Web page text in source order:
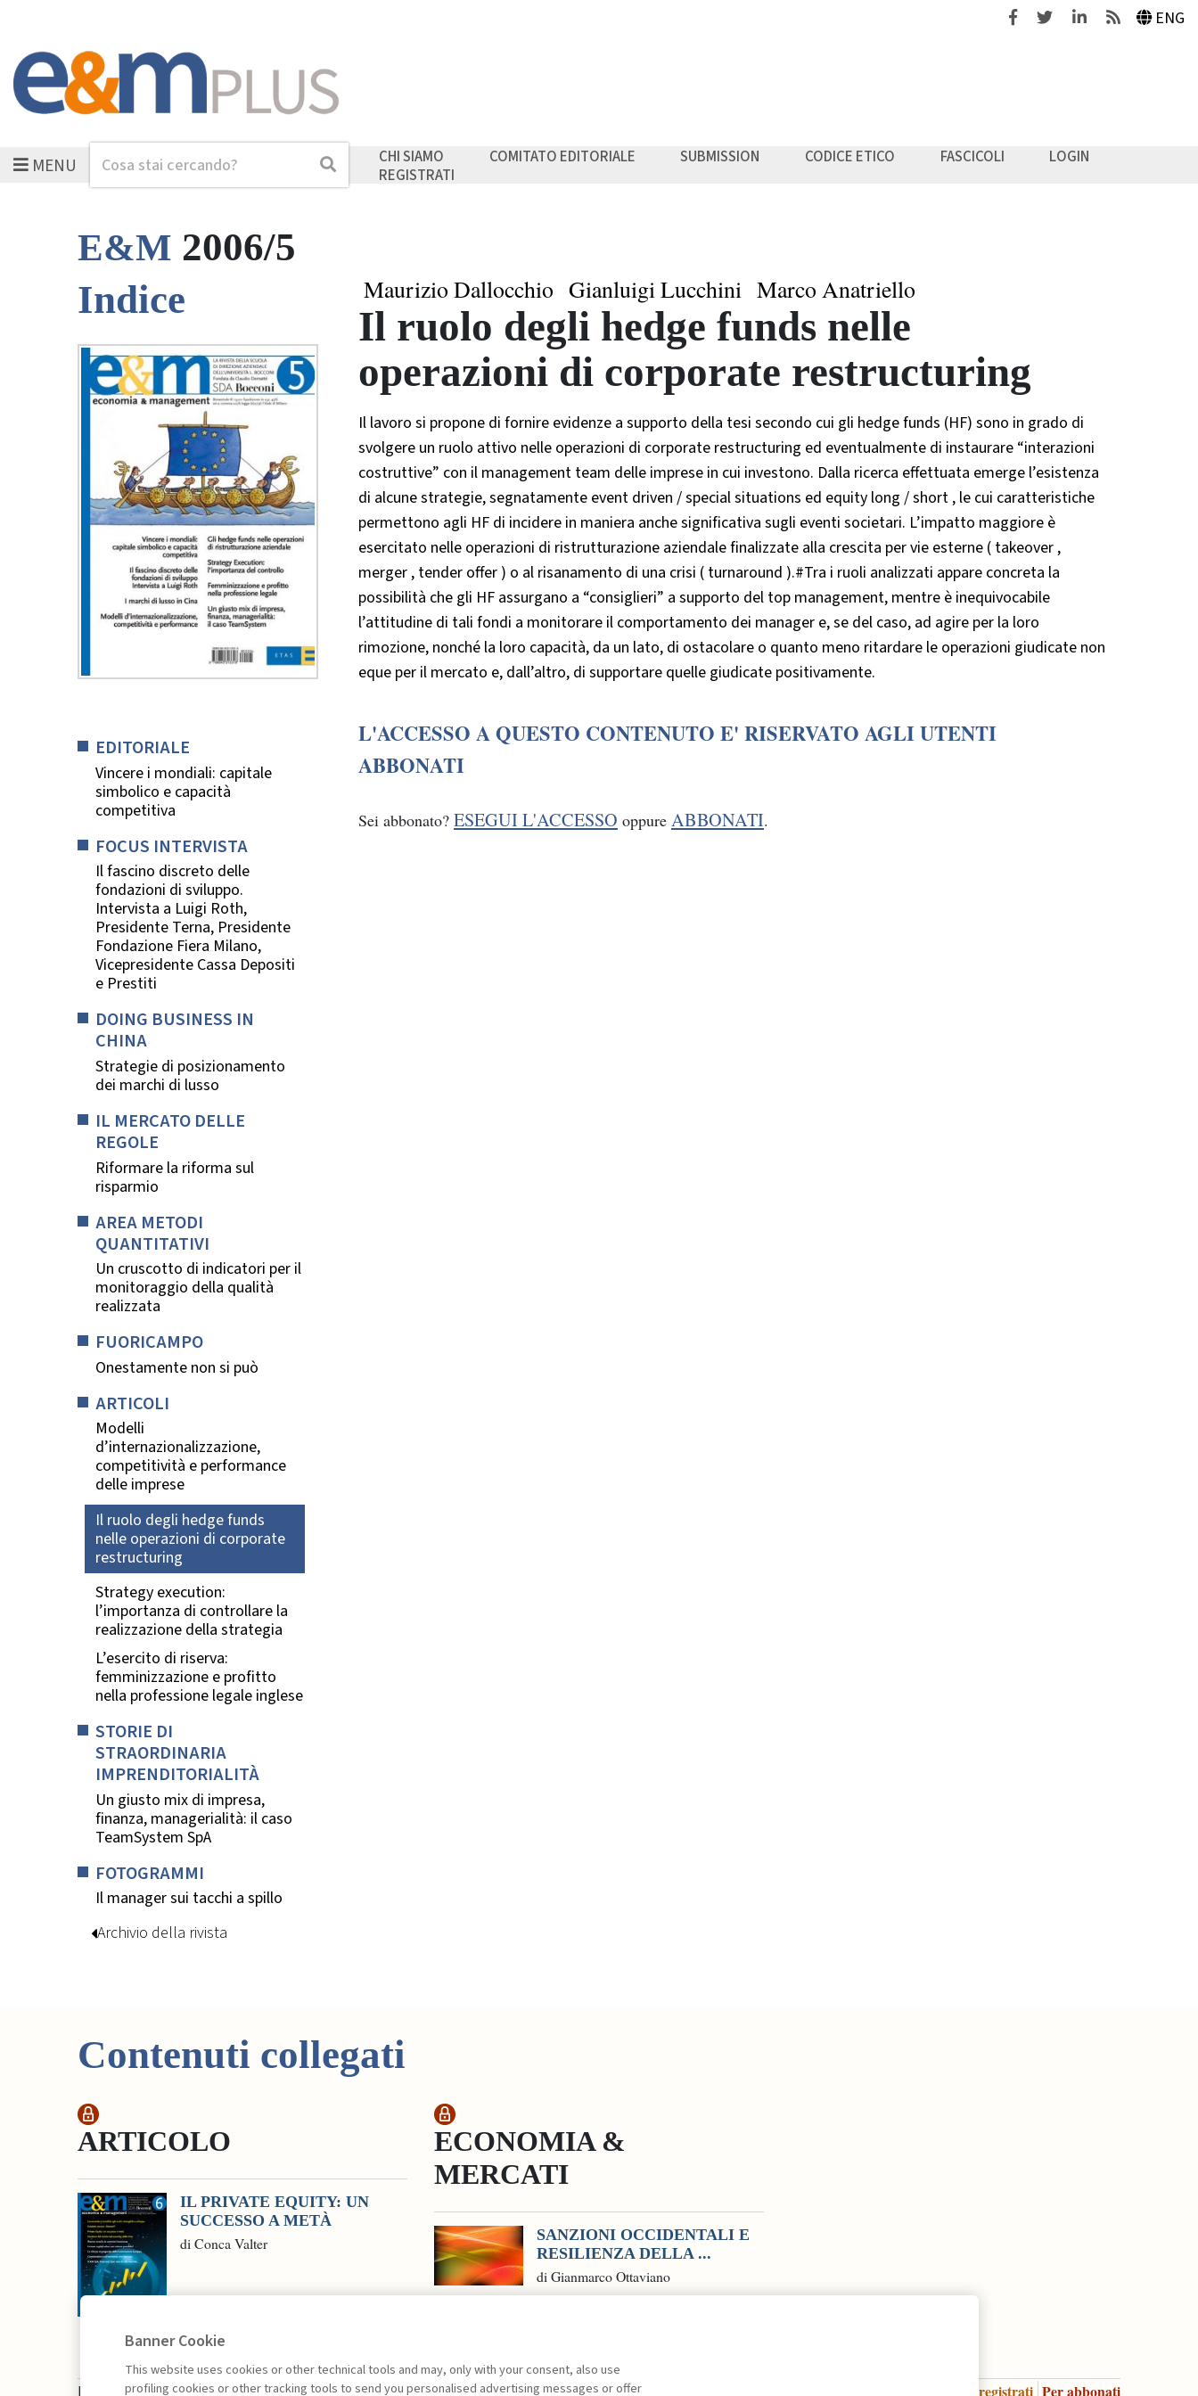
FacebookTwitterLinkedinFeeds ENG
MENUCerca Cerca CHI SIAMO COMITATO EDITORIALE SUBMISSION CODICE ETICO FASCICOLI
LOGIN
REGISTRATI
E&M 2006/5
Indice
EDITORIALE
Vincere i mondiali: capitale
simbolico e capacità
competitiva
FOCUS INTERVISTA
Il fascino discreto delle
fondazioni di sviluppo.
Intervista a Luigi Roth,
Presidente Terna, Presidente
Fondazione Fiera Milano,
Vicepresidente Cassa Depositi
e Prestiti
DOING BUSINESS IN
CHINA
Strategie di posizionamento
dei marchi di lusso
IL MERCATO DELLE
REGOLE
Riformare la riforma sul
risparmio
AREA METODI
QUANTITATIVI
Un cruscotto di indicatori per il
monitoraggio della qualità
realizzata
FUORICAMPO
Onestamente non si può
ARTICOLI
Modelli
d’internazionalizzazione,
competitività e performance
delle imprese
Il ruolo degli hedge funds
nelle operazioni di corporate
restructuring
Strategy execution:
l’importanza di controllare la
realizzazione della strategia
L’esercito di riserva:
femminizzazione e profitto
nella professione legale inglese
STORIE DI
STRAORDINARIA
IMPRENDITORIALITÀ
Un giusto mix di impresa,
finanza, managerialità: il caso
TeamSystem SpA
FOTOGRAMMI
Il manager sui tacchi a spillo
Archivio della rivista
Maurizio Dallocchio Gianluigi Lucchini Marco Anatriello
Il ruolo degli hedge funds nelle
operazioni di corporate restructuring
Il lavoro si propone di fornire evidenze a supporto della tesi secondo cui gli hedge funds (HF) sono in grado di
svolgere un ruolo attivo nelle operazioni di corporate restructuring ed eventualmente di instaurare “interazioni
costruttive” con il management team delle imprese in cui investono. Dalla ricerca effettuata emerge l’esistenza
di alcune strategie, segnatamente event driven / special situations ed equity long / short , le cui caratteristiche
permettono agli HF di incidere in maniera anche significativa sugli eventi societari. L’impatto maggiore è
esercitato nelle operazioni di ristrutturazione aziendale finalizzate alla crescita per vie esterne ( takeover ,
merger , tender offer ) o al risanamento di una crisi ( turnaround ).#Tra i ruoli analizzati appare concreta la
possibilità che gli HF assurgano a “consiglieri” a supporto del top management, mentre è inequivocabile
l’attitudine di tali fondi a monitorare il comportamento dei manager e, se del caso, ad agire per la loro
rimozione, nonché la loro capacità, da un lato, di ostacolare o quanto meno ritardare le operazioni giudicate non
eque per il mercato e, dall’altro, di supportare quelle giudicate positivamente.
L'ACCESSO A QUESTO CONTENUTO E' RISERVATO AGLI UTENTI
ABBONATI
Sei abbonato? ESEGUI L'ACCESSO oppure ABBONATI.
Contenuti collegati
ARTICOLO
IL PRIVATE EQUITY: UN
SUCCESSO A METÀ
di Conca Valter
ECONOMIA &
MERCATI
SANZIONI OCCIDENTALI E
RESILIENZA DELLA ...
di Gianmarco Ottaviano
Per registrati Per abbonati
Banner Cookie
This website uses cookies or other technical tools and may, only with your consent, also use
profiling cookies or other tracking tools to send you personalised advertising messages or offer